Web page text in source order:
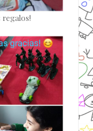
regalos!